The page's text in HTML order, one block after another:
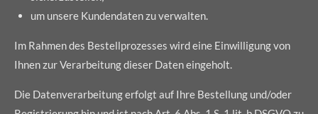
um unsere Kundendaten zu verwalten.
Im Rahmen des Bestellprozesses wird eine Einwilligung von
Ihnen zur Verarbeitung dieser Daten eingeholt.
Die Datenverarbeitung erfolgt auf Ihre Bestellung und/oder